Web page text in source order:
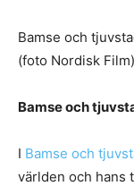
Bamse och
(foto Nordisk Film)
Bamse och
I Bamse och
världen och hans